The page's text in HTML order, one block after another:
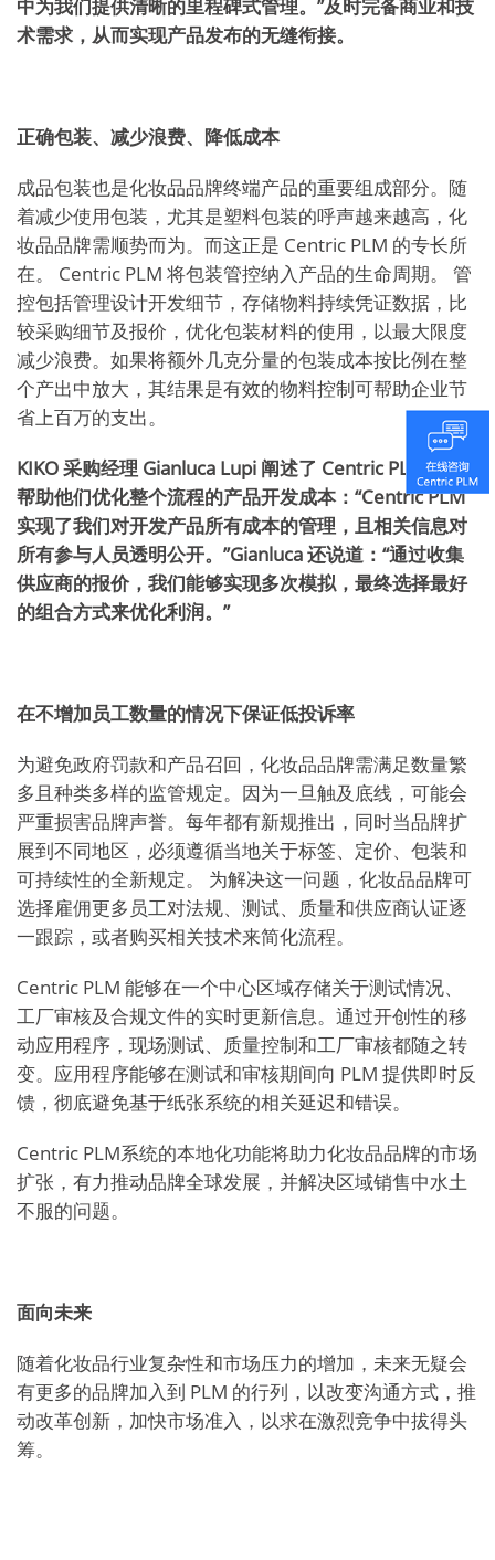
中为我们提供清晰的里程碑式管理。”及时完备商业和技
术需求，从而实现产品发布的无缝衔接。
正确包装、减少浪费、降低成本
成品包装也是化妆品品牌终端产品的重要组成部分。随
着减少使用包装，尤其是塑料包装的呼声越来越高，化
妆品品牌需顺势而为。而这正是 Centric PLM 的专长所
在。 Centric PLM 将包装管控纳入产品的生命周期。 管
控包括管理设计开发细节，存储物料持续凭证数据，比
较采购细节及报价，优化包装材料的使用，以最大限度
减少浪费。如果将额外几克分量的包装成本按比例在整
个产出中放大，其结果是有效的物料控制可帮助企业节
省上百万的支出。
KIKO 采购经理 Gianluca Lupi 阐述了 Centric PLM 如何
帮助他们优化整个流程的产品开发成本：“Centric PLM
实现了我们对开发产品所有成本的管理，且相关信息对
所有参与人员透明公开。”Gianluca 还说道：“通过收集
供应商的报价，我们能够实现多次模拟，最终选择最好
的组合方式来优化利润。”
在不增加员工数量的情况下保证低投诉率
为避免政府罚款和产品召回，化妆品品牌需满足数量繁
多且种类多样的监管规定。因为一旦触及底线，可能会
严重损害品牌声誉。每年都有新规推出，同时当品牌扩
展到不同地区，必须遵循当地关于标签、定价、包装和
可持续性的全新规定。 为解决这一问题，化妆品品牌可
选择雇佣更多员工对法规、测试、质量和供应商认证逐
一跟踪，或者购买相关技术来简化流程。
Centric PLM 能够在一个中心区域存储关于测试情况、
工厂审核及合规文件的实时更新信息。通过开创性的移
动应用程序，现场测试、质量控制和工厂审核都随之转
变。应用程序能够在测试和审核期间向 PLM 提供即时反
馈，彻底避免基于纸张系统的相关延迟和错误。
Centric PLM系统的本地化功能将助力化妆品品牌的市场
扩张，有力推动品牌全球发展，并解决区域销售中水土
不服的问题。
面向未来
随着化妆品行业复杂性和市场压力的增加，未来无疑会
有更多的品牌加入到 PLM 的行列，以改变沟通方式，推
动改革创新，加快市场准入，以求在激烈竞争中拔得头
筹。